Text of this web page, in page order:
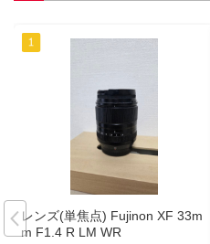
レンズ(単焦点) Fujinon XF 33m
m F1.4 R LM WR